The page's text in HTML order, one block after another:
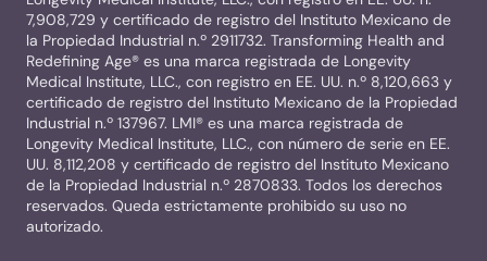
7,908,729 y certificado de registro del Instituto Mexicano de
la Propiedad Industrial n.º 2911732. Transforming Health and
Redefining Age® es una marca registrada de Longevity
Medical Institute, LLC., con registro en EE. UU. n.º 8,120,663 y
certificado de registro del Instituto Mexicano de la Propiedad
Industrial n.º 137967. LMI® es una marca registrada de
Longevity Medical Institute, LLC., con número de serie en EE.
UU. 8,112,208 y certificado de registro del Instituto Mexicano
de la Propiedad Industrial n.º 2870833. Todos los derechos
reservados. Queda estrictamente prohibido su uso no
autorizado.